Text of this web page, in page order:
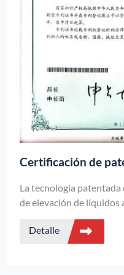
Certificación de
La tecnología
de elevación de líquidos
presenta una
consumo de energía
la fundición de
Detalle